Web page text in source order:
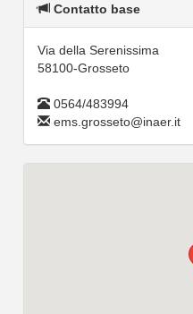
Contatto base
Via della Serenissima
58100-Grosseto
0564/483994
ems.grosseto@inaer.it